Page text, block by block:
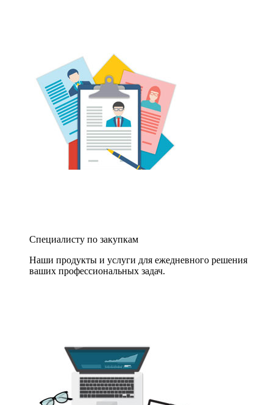
Специалисту по закупкам
Наши продукты и услуги для ежедневного решения
ваших профессиональных задач.